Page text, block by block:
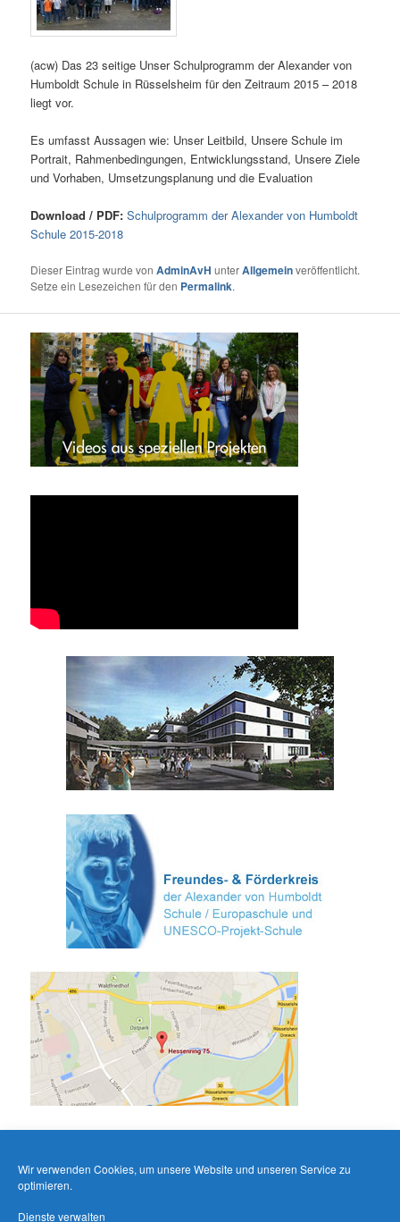
Wir verwenden Cookies, um unsere Website und unseren Service zu
optimieren.
Dienste verwalten
(acw) Das 23 seitige Unser Schulprogramm der Alexander von
Humboldt Schule in Rüsselsheim für den Zeitraum 2015 – 2018
liegt vor.
Es umfasst Aussagen wie: Unser Leitbild, Unsere Schule im
Portrait, Rahmenbedingungen, Entwicklungsstand, Unsere Ziele
und Vorhaben, Umsetzungsplanung und die Evaluation
Download / PDF:Schulprogramm der Alexander von Humboldt
Schule 2015-2018
Dieser Eintrag wurde vonAdminAvH unterAllgemeinveröffentlicht.
Setze ein Lesezeichen für den Permalink.